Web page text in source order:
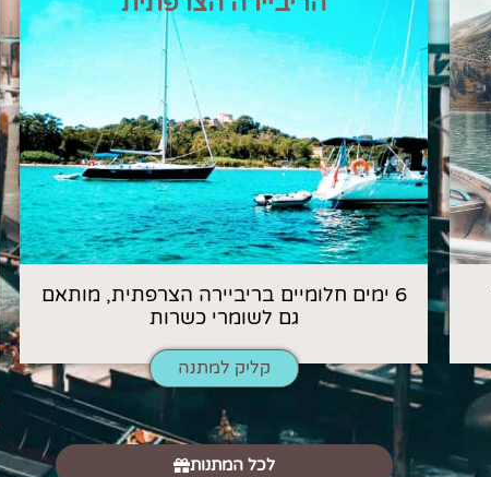
6 ימים חלומיים בריביירה הצרפתית, מותאם
גם לשומרי כשרות
קליק למתנה
לכל המתנות